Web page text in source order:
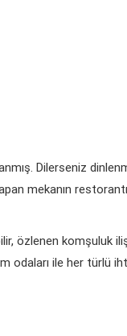
Dilerseniz
mekanın
özlenen komşuluk
odaları ile her türlü